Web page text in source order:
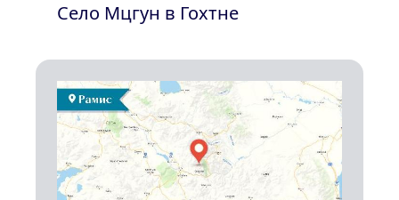
ЧИТАТЬ ДАЛЕЕ
Село Мцгун в Гохтне